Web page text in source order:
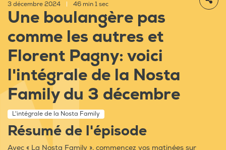
3 décembre 2024 46 min 1 sec
Une boulangère pas
comme les autres et
Florent Pagny: voici
l'intégrale de la Nosta
Family du 3 décembre
L'intégrale de la Nosta Family
Résumé de l'épisode
Avec « La Nosta Family », commencez vos matinées sur